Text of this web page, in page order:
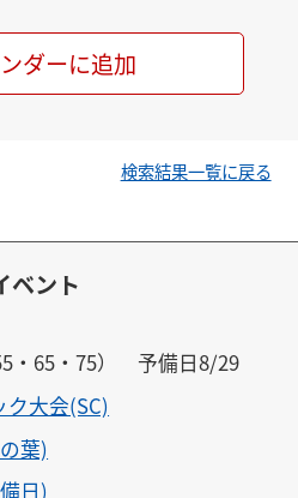
ダーに追加
検索結果一覧に戻る
ベント
・65・75）　予備日8/29
大会(SC)
葉)
日)